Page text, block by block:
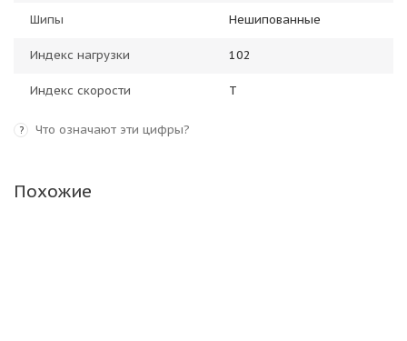
Шипы Нешипованные
Индекс нагрузки 102
Индекс скорости T
? Что означают эти цифры?
Похожие